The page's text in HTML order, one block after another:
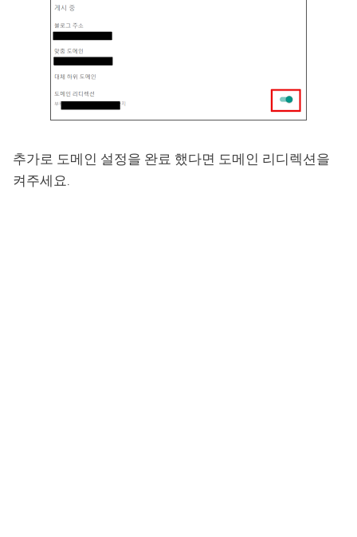
추가로 도메인 설정을 완료 했다면 도메인 리디렉션을
켜주세요.